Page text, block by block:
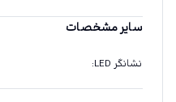
سایر مشخصات
نشانگر LED :